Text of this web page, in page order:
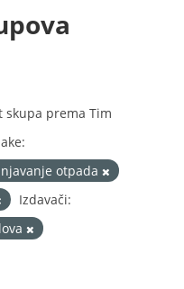
skupa prema Tim
otpada
Izdavači: